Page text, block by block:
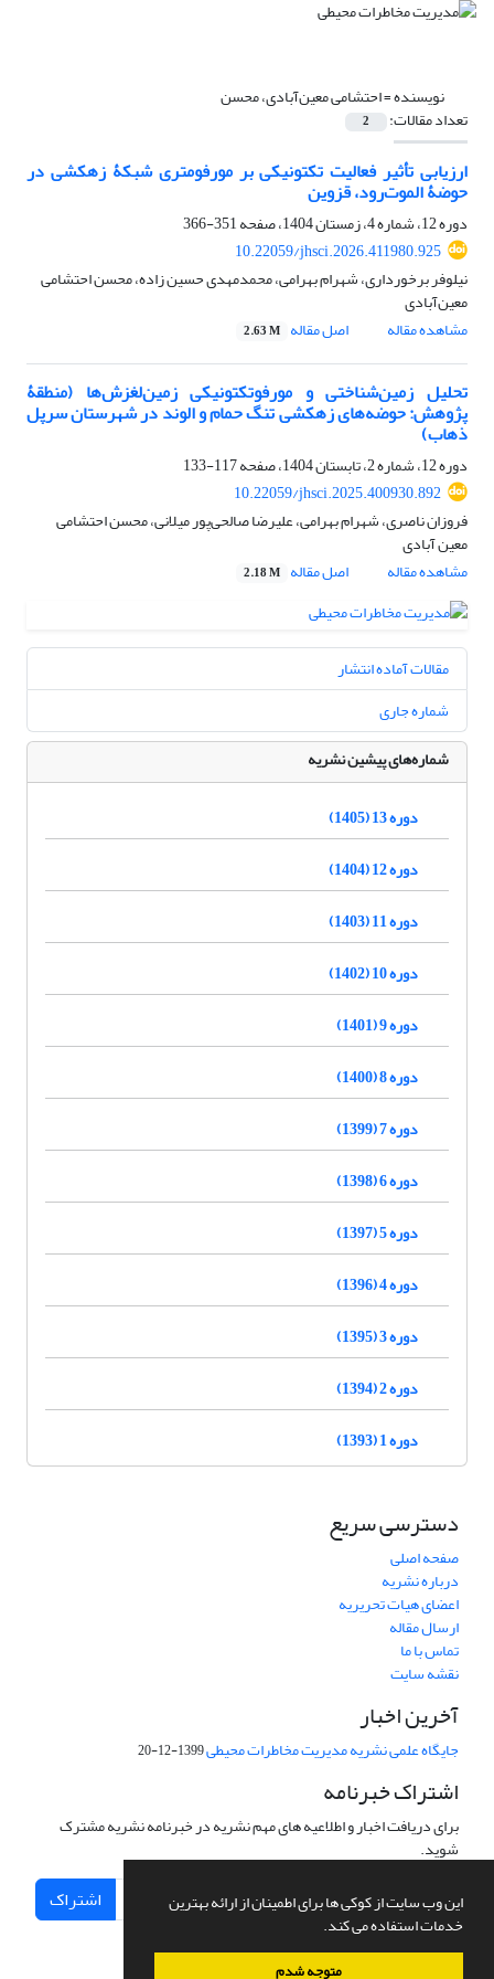
این وب سایت از کوکی ها برای اطمینان از ارائه بهترین
خدمات استفاده می کند.
متوجه شدم
نویسنده =احتشامی معین‌آبادی، محسن
تعداد مقالات: 2
ارزیابی تأثیر فعالیت تکتونیکی بر مورفومتری شبکۀ زهکشی در
حوضۀ الموت‌رود، قزوین
دوره 12، شماره 4، زمستان 1404، صفحه
351-366
10.22059/jhsci.2026.411980.925
نیلوفر برخورداری، شهرام بهرامی، محمدمهدی حسین زاده، محسن احتشامی
معین‌آبادی
مشاهده مقاله
اصل مقاله 2.63 M
تحلیل زمین‌شناختی و مورفوتکتونیکی زمین‌لغزش‌ها (منطقۀ
پژوهش: حوضه‌های زهکشی تنگ حمام و الوند در شهرستان سرپل
ذهاب)
دوره 12، شماره 2، تابستان 1404، صفحه
117-133
10.22059/jhsci.2025.400930.892
فروزان ناصری، شهرام بهرامی، علیرضا صالحی‌پور میلانی، محسن احتشامی
معین آبادی
مشاهده مقاله
اصل مقاله 2.18 M
مقالات آماده انتشار
شماره جاری
شماره‌های پیشین نشریه
دوره 13 (1405)
دوره 12 (1404)
دوره 11 (1403)
دوره 10 (1402)
دوره 9 (1401)
دوره 8 (1400)
دوره 7 (1399)
دوره 6 (1398)
دوره 5 (1397)
دوره 4 (1396)
دوره 3 (1395)
دوره 2 (1394)
دوره 1 (1393)
دسترسی سریع
صفحه اصلی
درباره نشریه
اعضای هیات تحریریه
ارسال مقاله
تماس با ما
نقشه سایت
آخرین اخبار
جایگاه علمی نشریه مدیریت مخاطرات محیطی1399-12-20
اشتراک خبرنامه
برای دریافت اخبار و اطلاعیه های مهم نشریه در خبرنامه نشریه مشترک
شوید.
اشتراک